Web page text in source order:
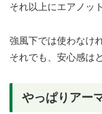
それ以上にエアノッ
強風下では使わなけ
それでも、安心感は
やっぱりアー